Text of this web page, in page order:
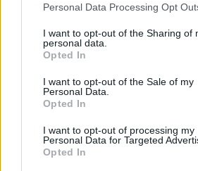
Personal Data Processing Opt
I want to opt-out of the Sharing of
personal data.
Opted In
I want to opt-out of the Sale of my
Personal Data.
Opted In
I want to opt-out of processing my
Personal Data for Targeted
Opted In
Cheesecake ψυγείου: Η πιο